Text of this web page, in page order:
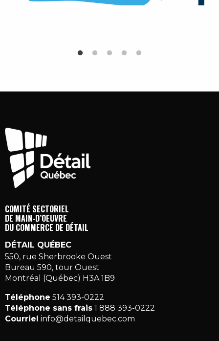
COMITÉ SECTORIEL
DE MAIN-D’OEUVRE
DU COMMERCE DE DÉTAIL
DÉTAIL QUÉBEC
550, rue Sherbrooke Ouest
Bureau 590, tour Ouest
Montréal (Québec) H3A 1B9
Téléphone 514 393-0222
Téléphone sans frais 1 888 393-0222
Courriel info@detailquebec.com